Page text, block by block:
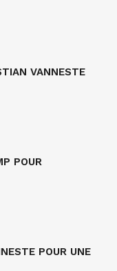
VANNESTE
POUR
POUR UNE